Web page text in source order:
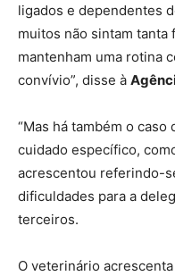
ligados e dependentes
muitos não sintam tanta
mantenham uma rotina
convívio”, disse à
“Mas há também o caso
cuidado específico,
acrescentou referindo-
dificuldades para a
terceiros.
O veterinário